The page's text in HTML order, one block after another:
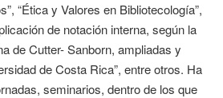
“Ética y Valores en Bibliotecología”,
de notación interna, según la
de Cutter- Sanborn, ampliadas y
de Costa Rica”, entre otros. Ha
seminarios, dentro de los que